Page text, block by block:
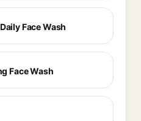
Face Wash
Face Wash